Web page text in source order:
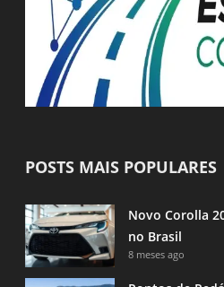
POSTS MAIS POPULARES
Novo Corolla
no Brasil
8 meses ago